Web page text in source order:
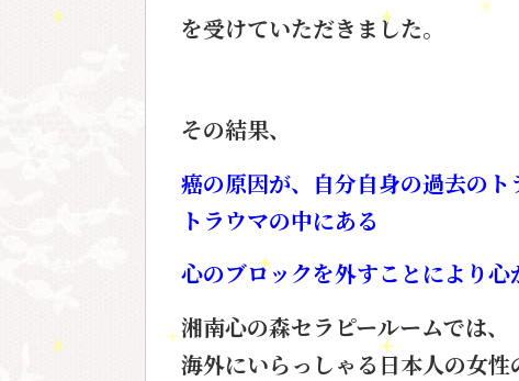
を受けていただきました。
その結果、
癌の原因が、自分自身の過去の
トラウマの中にある
心のブロックを外すことにより心
湘南心の森セラピールームでは、
海外にいらっしゃる日本人の女性